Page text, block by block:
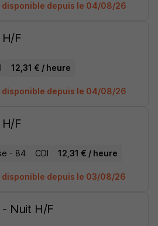
disponible depuis le 04/08/26
F
12,31 € / heure
disponible depuis le 04/08/26
F
- 84 CDI 12,31 € / heure
disponible depuis le 03/08/26
Nuit H/F